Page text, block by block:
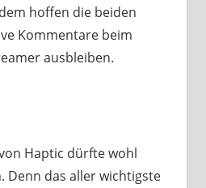
hoffen die beiden
Kommentare beim
ausbleiben.
Haptic dürfte wohl
Denn das aller wichtigste